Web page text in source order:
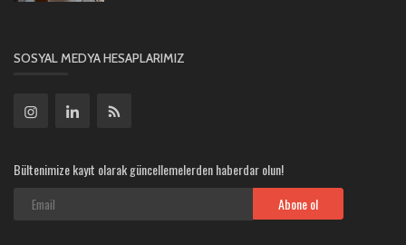
SOSYAL MEDYA HESAPLARIMIZ
Bültenimize kayıt olarak güncellemelerden haberdar olun!
Abone ol